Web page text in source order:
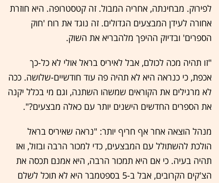
לפירוק. מבחינתה, אחריה המבול. זה קטסטרופה. היא חוזרת
אחורה לעידן המבצעים הגדולים. זה נוגד את רוח 'חוק
הספרים' ובדיוק ההיפך מלהבריא את השוק.
"זו תהיה מכה לכולם, אבל לאיריס בראל אולי לא כל-כך
אכפת, כי כנראה היא לא תהיה פה עוד חודשיים-שלושה. ככה
לא מרגילים את הקוראים שמשהו השתנה, וגם מי בכלל יקנה
את הספרים החדשים הישנים יותר עם כאלה מבצעים?".
מנהל הוצאה אחר אף חריף יותר: "נראה שאיריס בראל
הולכת להשתולל עם המבצעים, כדי למכור הרבה ובזול, ואז
תהיה בעיה. כי אם היא תמכור הרבה, היא אמנם תכסה את
הצ'קים הקרובים, אבל ב-5 בספטמבר היא לא תוכל לשלם